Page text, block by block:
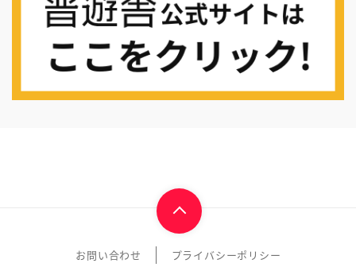
お問い合わせ プライバシーポリシー